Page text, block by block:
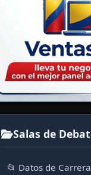
Salas de
📂 Datos de